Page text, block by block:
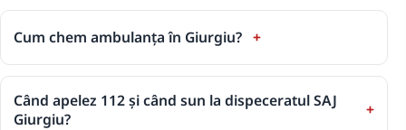
Cum chem ambulanța în Giurgiu?
Când apelez 112 și când sun la dispeceratul SAJ
Giurgiu?